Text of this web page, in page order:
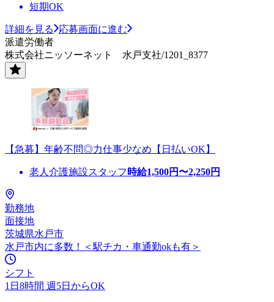
短期OK
詳細を見る
応募画面に進む
派遣労働者
株式会社ニッソーネット 水戸支社/1201_8377
【急募】年齢不問◎力仕事少なめ【日払いOK】
老人介護施設スタッフ 時給1,500円〜2,250円
勤務地
面接地
茨城県水戸市
水戸市内に多数！＜駅チカ・車通勤okも有＞
シフト
1日8時間 週5日からOK